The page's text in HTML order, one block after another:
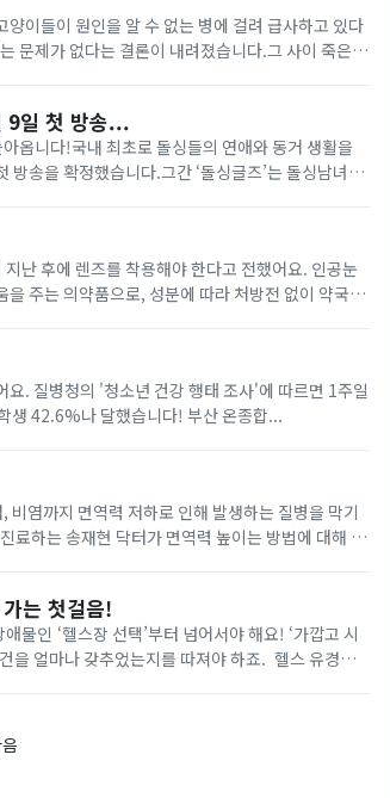
문제가 없다는 결론이 내려졌습니다.그 사이 죽은
9일 첫 방송...
옵니다!국내 최초로 돌싱들의 연애와 동거 생활을
방송을 확정했습니다.그간 ‘돌싱글즈’는 돌싱남녀들
에 렌즈를 착용해야 한다고 전했어요. 인공눈
주는 의약품으로, 성분에 따라 처방전 없이 약국에
1주일
에 5일 이상 아침식사를 거른다는 초중고생이 남학생, 39.7%, 여학생 42.6%나 달했습니다! 부산 온종합...
염까지 면역력 저하로 인해 발생하는 질병을 막기
는 첫걸음!
물인 ‘헬스장 선택’부터 넘어서야 해요! ‘가깝고 시
나 갖추었는지를 따져야 하죠. 헬스 유경험